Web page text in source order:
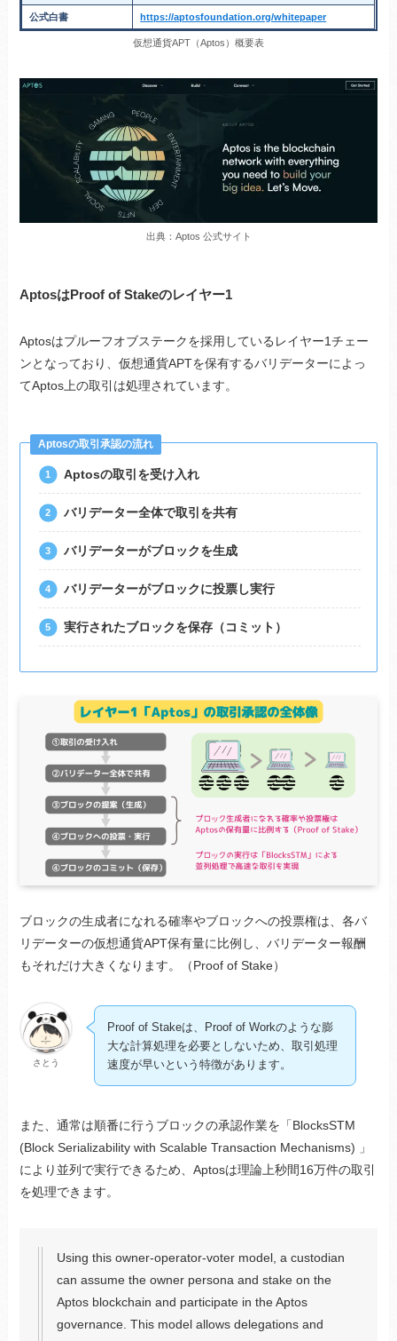
公式白書 https://aptosfoundation.org/whitepaper
仮想通貨APT（Aptos）概要表
出典：Aptos 公式サイト
AptosはProof of Stakeのレイヤー1
Aptosはプルーフオブステークを採用しているレイヤー1チェー
ンとなっており、仮想通貨APTを保有するバリデーターによっ
てAptos上の取引は処理されています。
Aptosの取引承認の流れ
Aptosの取引を受け入れ
バリデーター全体で取引を共有
バリデーターがブロックを生成
バリデーターがブロックに投票し実行
実行されたブロックを保存（コミット）
ブロックの生成者になれる確率やブロックへの投票権は、各バ
リデーターの仮想通貨APT保有量に比例し、バリデーター報酬
もそれだけ大きくなります。（Proof of Stake）
さとう
Proof of Stakeは、Proof of Workのような膨
大な計算処理を必要としないため、取引処理
速度が早いという特徴があります。
また、通常は順番に行うブロックの承認作業を「BlocksSTM
(Block Serializability with Scalable Transaction Mechanisms) 」
により並列で実行できるため、Aptosは理論上秒間16万件の取引
を処理できます。
Using this owner-operator-voter model, a custodian
can assume the owner persona and stake on the
Aptos blockchain and participate in the Aptos
governance. This model allows delegations and